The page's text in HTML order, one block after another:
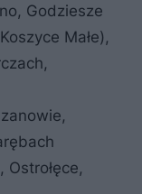
Godziesze
Małe),
Ostrołęce,